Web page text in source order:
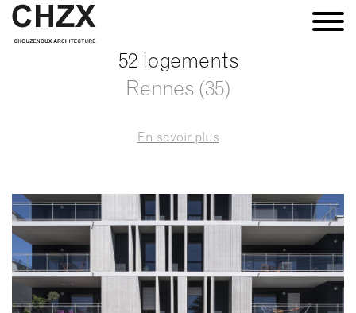
52 logements
Rennes (35)
En savoir plus